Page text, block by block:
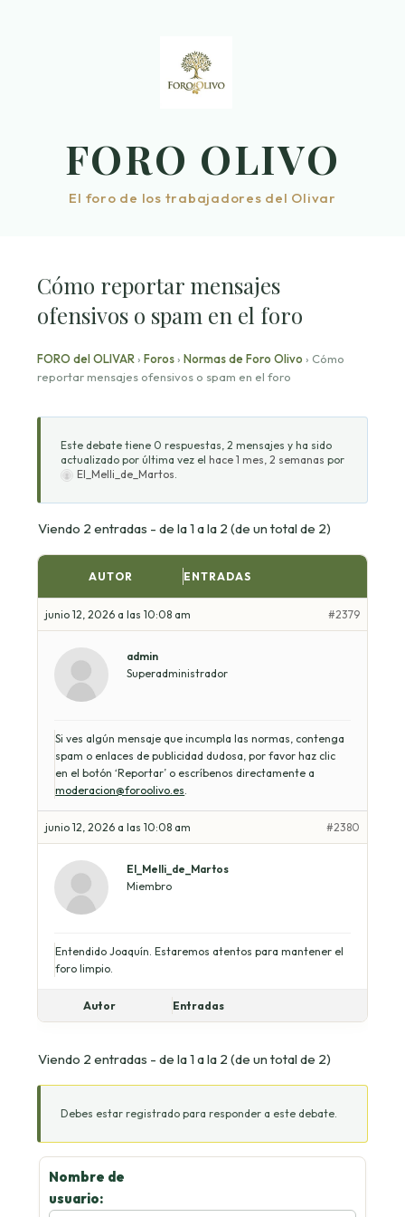
FORO OLIVO
El foro de los trabajadores del Olivar
Cómo reportar mensajes
ofensivos o spam en el foro
FORO del OLIVAR › Foros › Normas de Foro Olivo › Cómo
reportar mensajes ofensivos o spam en el foro
Este debate tiene 0 respuestas, 2 mensajes y ha sido
actualizado por última vez el hace 1 mes, 2 semanas por
El_Melli_de_Martos
Viendo 2 entradas - de la 1 a la 2 (de un total de 2)
AUTOR ENTRADAS
junio 12, 2026 a las 10:08 am #2379
admin
Superadministrador
Si ves algún mensaje que incumpla las normas, contenga
spam o enlaces de publicidad dudosa, por favor haz clic
en el botón ‘Reportar’ o escríbenos directamente a
moderacion@foroolivo.es
junio 12, 2026 a las 10:08 am #2380
El_Melli_de_Martos
Miembro
Entendido Joaquín. Estaremos atentos para mantener el
foro limpio.
Autor Entradas
Viendo 2 entradas - de la 1 a la 2 (de un total de 2)
Debes estar registrado para responder a este debate.
Nombre de
usuario: